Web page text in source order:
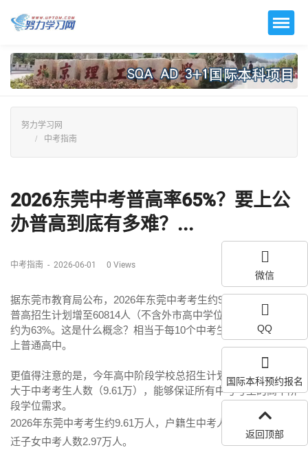
努力学习网
中考指南
2026东莞中考普高率65%？要上公
办普高到底有多难？...
中考指南 - 2026-06-01 0 Views
据东莞市教育局公布，2026年东莞中考考生约9.61万人
普高招生计划增至60814人（不含外市高中学位）
普高录取率
约为63%。这是什么概念？相当于每10个中考生中，约有6人能
上普通高中。
更值得注意的是，今年高中阶段学校总招生计划数为9.63万人，
大于中考考生人数（9.61万），能够保证所有中考考生的高中阶
段学位需求。
2026年东莞中考考生约9.61万人 ，户籍生中考人数6.64万人，随
迁子女中考人数2.97万人。
微信
QQ
国际本科预约报名
返回顶部